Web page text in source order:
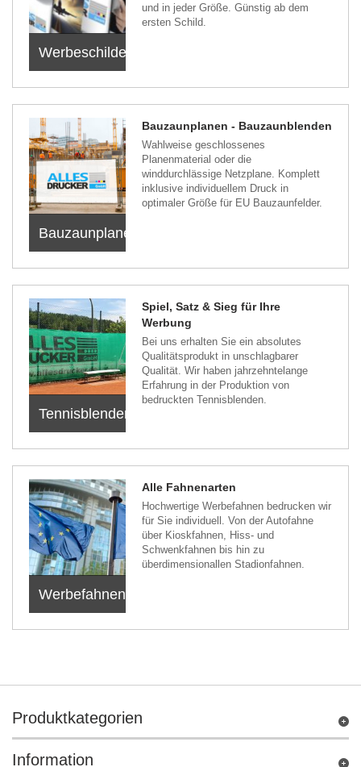
Werbeschilder
und in jeder Größe. Günstig ab dem
ersten Schild.
Bauzaunplanen
Bauzaunplanen - Bauzaunblenden
Wahlweise geschlossenes
Planenmaterial oder die
winddurchlässige Netzplane. Komplett
inklusive individuellem Druck in
optimaler Größe für EU Bauzaunfelder.
Tennisblenden
Spiel, Satz & Sieg für Ihre
Werbung
Bei uns erhalten Sie ein absolutes
Qualitätsprodukt in unschlagbarer
Qualität. Wir haben jahrzehntelange
Erfahrung in der Produktion von
bedruckten Tennisblenden.
Werbefahnen
Alle Fahnenarten
Hochwertige Werbefahnen bedrucken wir
für Sie individuell. Von der Autofahne
über Kioskfahnen, Hiss- und
Schwenkfahnen bis hin zu
überdimensionallen Stadionfahnen.
Produktkategorien
Information